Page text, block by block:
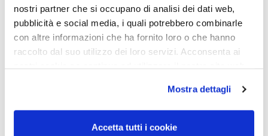
nostri partner che si occupano di analisi dei dati web,
pubblicità e social media, i quali potrebbero combinarle
con altre informazioni che ha fornito loro o che hanno
raccolto dal suo utilizzo dei loro servizi. Acconsenta ai
Mostra dettagli
Accetta tutti i cookie
Showing the single result